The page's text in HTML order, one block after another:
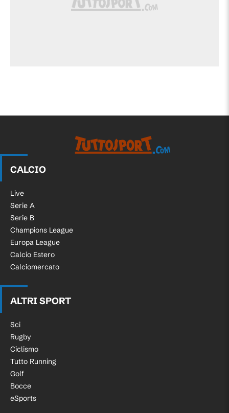
CALCIO
Live
Serie A
Serie B
Champions League
Europa League
Calcio Estero
Calciomercato
ALTRI SPORT
Sci
Rugby
Ciclismo
Tutto Running
Golf
Bocce
eSports